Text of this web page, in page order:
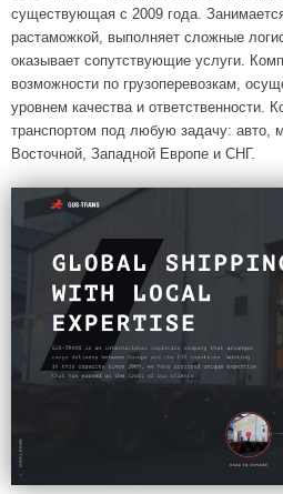
существующая с 2009 года.
растаможкой, выполняет сложные
оказывает сопутствующие услуги.
возможности по грузоперевозкам,
уровнем качества и ответственности.
транспортом под любую задачу: авто,
Восточной, Западной Европе и СНГ.